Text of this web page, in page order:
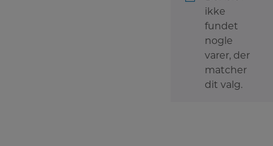
ikke
fundet
nogle
varer, der
matcher
dit valg.